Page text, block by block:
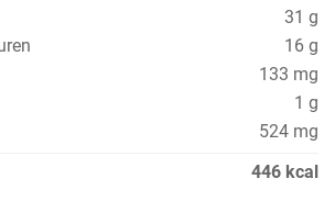
31 g
16 g
133 mg
1 g
524 mg
446 kcal